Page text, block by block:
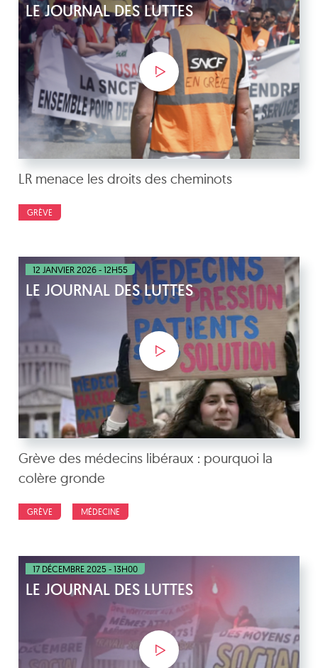
LE JOURNAL DES LUTTES
LR menace les droits des cheminots
GRÈVE
12 JANVIER 2026 - 12H55
LE JOURNAL DES LUTTES
Grève des médecins libéraux : pourquoi la
colère gronde
GRÈVE MÉDECINE
17 DÉCEMBRE 2025 - 13H00
LE JOURNAL DES LUTTES